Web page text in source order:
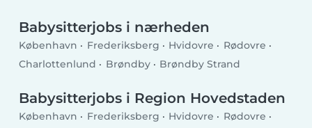
Babysitterjobs i nærheden
København Frederiksberg Hvidovre
Rødovre
Charlottenlund
Brøndby Brøndby Strand
Babysitterjobs i Region Hovedstaden
København Frederiksberg Hvidovre
Rødovre